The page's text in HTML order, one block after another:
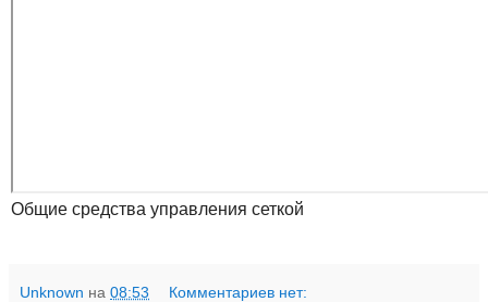
Общие средства управления сеткой
Unknown на 08:53 Комментариев нет: